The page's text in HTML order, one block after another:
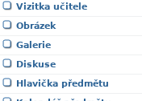
Vizitka učitele
Obrázek
Galerie
Diskuse
Hlavička předmětu